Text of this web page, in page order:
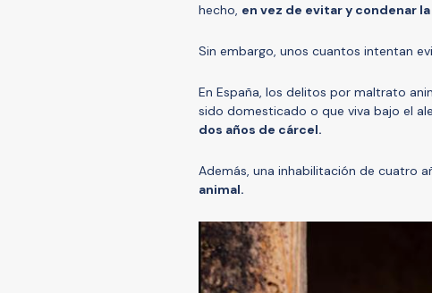
hecho, en vez de evitar y condenar
Sin embargo, unos cuantos intentan
En España, los delitos por maltrato
sido domesticado o que viva bajo el
dos años de cárcel.
Además, una inhabilitación de cuatro
animal.